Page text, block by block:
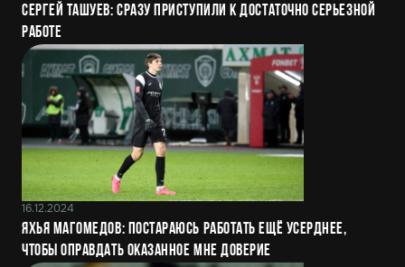
Сергей Ташуев: Сразу приступили к достаточно серьезной
работе
16.12.2024
Яхья Магомедов: Постараюсь работать ещё усерднее,
чтобы оправдать оказанное мне доверие